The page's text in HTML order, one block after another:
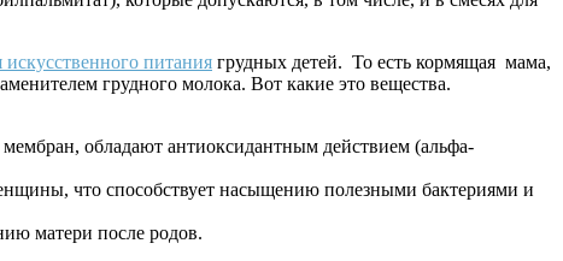
искусственного питания грудных детей. То есть кормящая мама,
грудного молока. Вот какие это вещества.
обладают антиоксидантным действием (альфа-
что способствует насыщению полезными бактериями и
матери после родов.